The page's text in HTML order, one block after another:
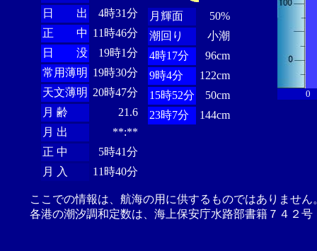
日 出
4時31分
正 中 11時46分
日 没
19時1分
常用薄明 19時30分
天文薄明 20時47分
月 齢
21.6
月 出
**:**
正 中
5時41分
月 入
11時40分
月輝面
50%
潮回り
小潮
4時17分
96cm
9時4分
122cm
15時52分
50cm
23時7分
144cm
0
ここでの情報は、航海の用に供するものではありませ
各港の潮汐調和定数は、海上保安庁水路部書籍７４２